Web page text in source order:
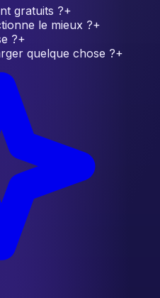
gratuits ?+
le mieux ?+
?+
quelque chose ?+